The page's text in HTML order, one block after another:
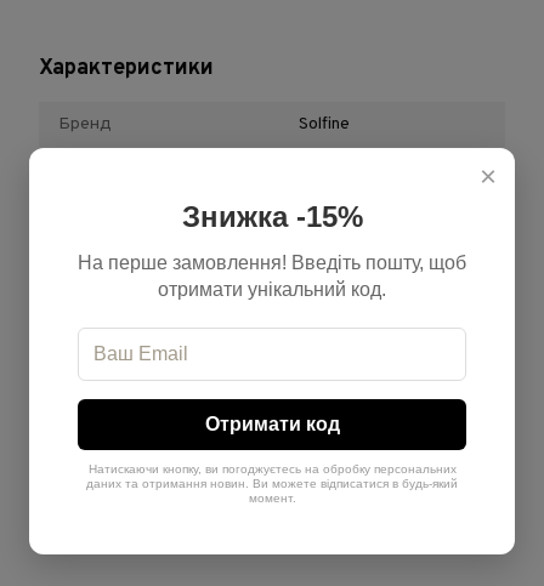
Характеристики
Бренд Solfine
100 мл + 200 мл
Країна-виробник Італія
Теплота
Відгуки
×
Знижка -15%
На перше замовлення! Введіть пошту, щоб
отримати унікальний код.
Отримати код
Натискаючи кнопку, ви погоджуєтесь на обробку персональних
даних та отримання новин. Ви можете відписатися в будь-який
момент.